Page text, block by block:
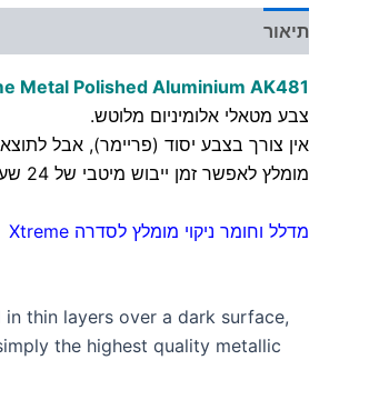
תיאור
Metal Polished Aluminium AK481
צבע מטאלי אלומיניום מלוטש.
אין צורך בצבע יסוד (פריימר), אבל
מומלץ לאפשר זמן ייבוש מיטבי של 24 שעות לפחות לפני יישום שכבת הצבע הבאה
מדלל וחומר ניקוי מומלץ לסדרה Xtreme
thin layers over a dark surface,
the highest quality metallic